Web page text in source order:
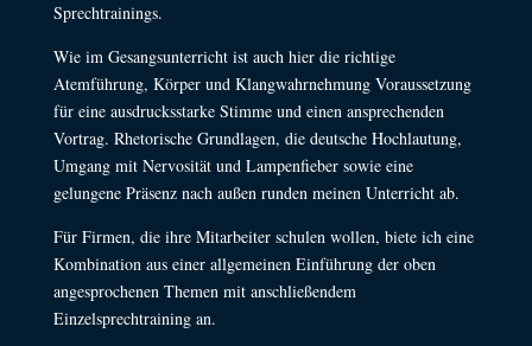
Sprechtrainings.
Wie im Gesangsunterricht ist auch hier die richtige
Atemführung, Körper und Klangwahrnehmung Voraussetzung
für eine ausdrucksstarke Stimme und einen ansprechenden
Vortrag. Rhetorische Grundlagen, die deutsche Hochlautung,
Umgang mit Nervosität und Lampenfieber sowie eine
gelungene Präsenz nach außen runden meinen Unterricht ab.
Für Firmen, die ihre Mitarbeiter schulen wollen, biete ich eine
Kombination aus einer allgemeinen Einführung der oben
angesprochenen Themen mit anschließendem
Einzelsprechtraining an.